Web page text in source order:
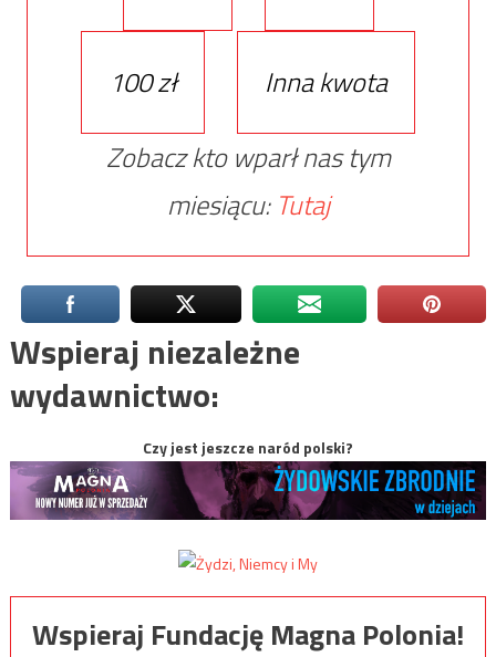
100 zł
Inna kwota
Zobacz kto wparł nas tym
miesiącu: Tutaj
Wspieraj niezależne
wydawnictwo:
Czy jest jeszcze naród polski?
Wspieraj Fundację Magna Polonia!